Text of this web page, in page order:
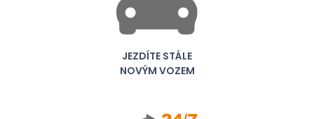
JEZDÍTE STÁLE
NOVÝM VOZEM